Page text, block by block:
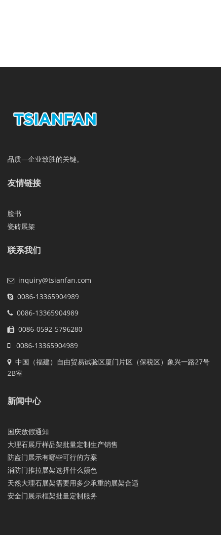
品质—企业致胜的关键。
友情链接
脸书
瓷砖展架
联系我们
inquiry@tsianfan.com
0086-13365904989
0086-13365904989
0086-0592-5796280
0086-13365904989
中国（福建）自由贸易试验区厦门片区（保税区）象兴一路27号
2B室
新闻中心
国庆放假通知
大理石展厅样品架批量定制生产销售
防盗门展示有哪些可行的方案
消防门推拉展架选择什么颜色
天然大理石展架需要用多少承重的展架合适
安全门展示框架批量定制服务